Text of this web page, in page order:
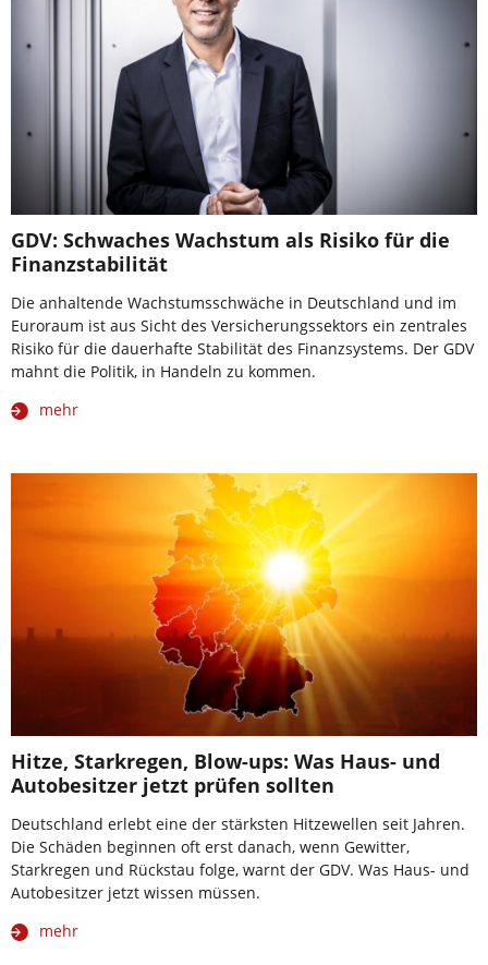
GDV: Schwaches Wachstum als Risiko für die
Finanzstabilität
Die anhaltende Wachstumsschwäche in Deutschland und im
Euroraum ist aus Sicht des Versicherungssektors ein zentrales
Risiko für die dauerhafte Stabilität des Finanzsystems. Der GDV
mahnt die Politik, in Handeln zu kommen.
mehr
Hitze, Starkregen, Blow-ups: Was Haus- und
Autobesitzer jetzt prüfen sollten
Deutschland erlebt eine der stärksten Hitzewellen seit Jahren.
Die Schäden beginnen oft erst danach, wenn Gewitter,
Starkregen und Rückstau folge, warnt der GDV. Was Haus- und
Autobesitzer jetzt wissen müssen.
mehr